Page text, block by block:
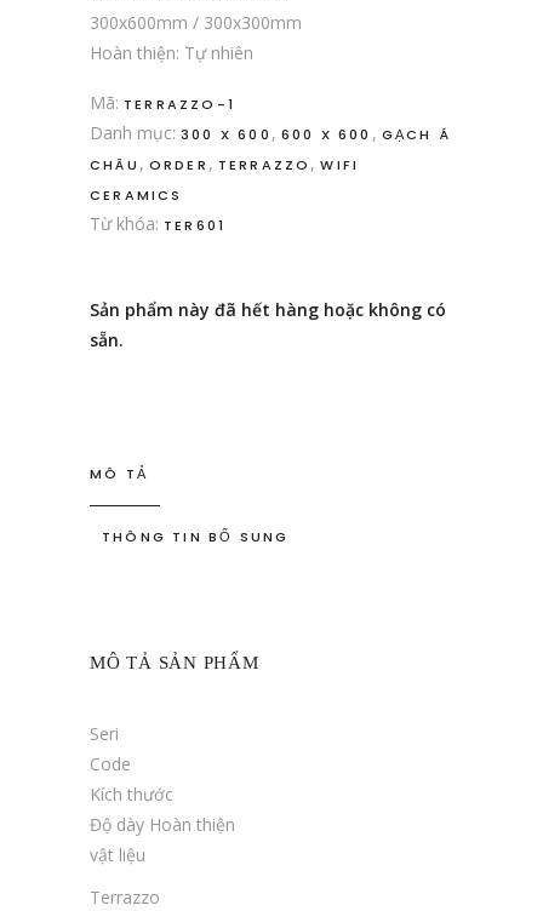
300x600mm / 300x300mm
Hoàn thiện: Tự nhiên
Mã: TERRAZZO-1
Danh mục: 300 X 600 , 600 X 600 , GẠCH Á
CHÂU , ORDER , TERRAZZO ,WIFI
CERAMICS
Từ khóa: TER601
Sản phẩm này đã hết hàng hoặc không có
sẵn.
MÔ TẢ
THÔNG TIN BỔ SUNG
MÔ TẢ SẢN PHẨM
Seri
Code
Kích thước
Độ dày Hoàn thiện
vật liệu
Terrazzo